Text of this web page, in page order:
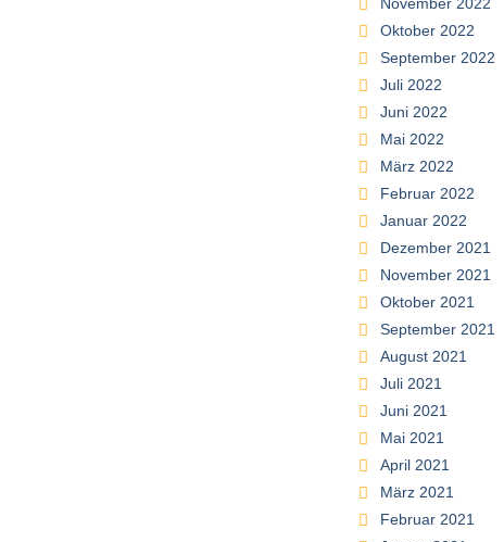
Oktober 2022
September 2022
Juli 2022
Juni 2022
Mai 2022
März 2022
Februar 2022
Januar 2022
Dezember 2021
November 2021
Oktober 2021
September 2021
August 2021
Juli 2021
Juni 2021
Mai 2021
April 2021
März 2021
Februar 2021